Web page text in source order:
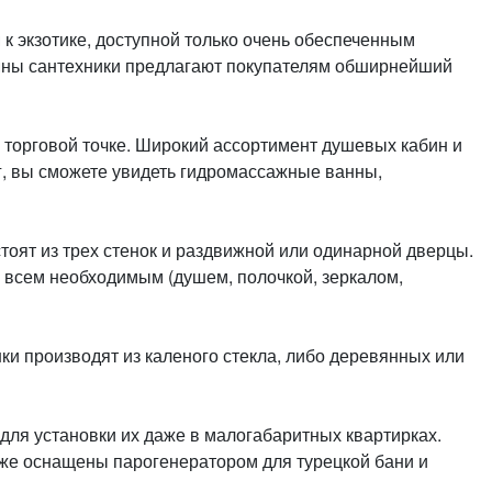
доступной только очень обеспеченным
сантехники предлагают покупателям обширнейший
точке. Широкий ассортимент душевых кабин и
вы сможете увидеть гидромассажные ванны,
из трех стенок и раздвижной или одинарной дверцы.
необходимым (душем, полочкой, зеркалом,
производят из каленого стекла, либо деревянных или
установки их даже в малогабаритных квартирках.
оснащены парогенератором для турецкой бани и